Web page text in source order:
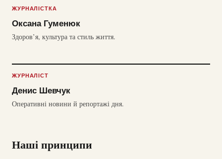
ЖУРНАЛІСТКА
Оксана Гуменюк
Здоров’я, культура та стиль життя.
ЖУРНАЛІСТ
Денис Шевчук
Оперативні новини й репортажі дня.
Наші принципи